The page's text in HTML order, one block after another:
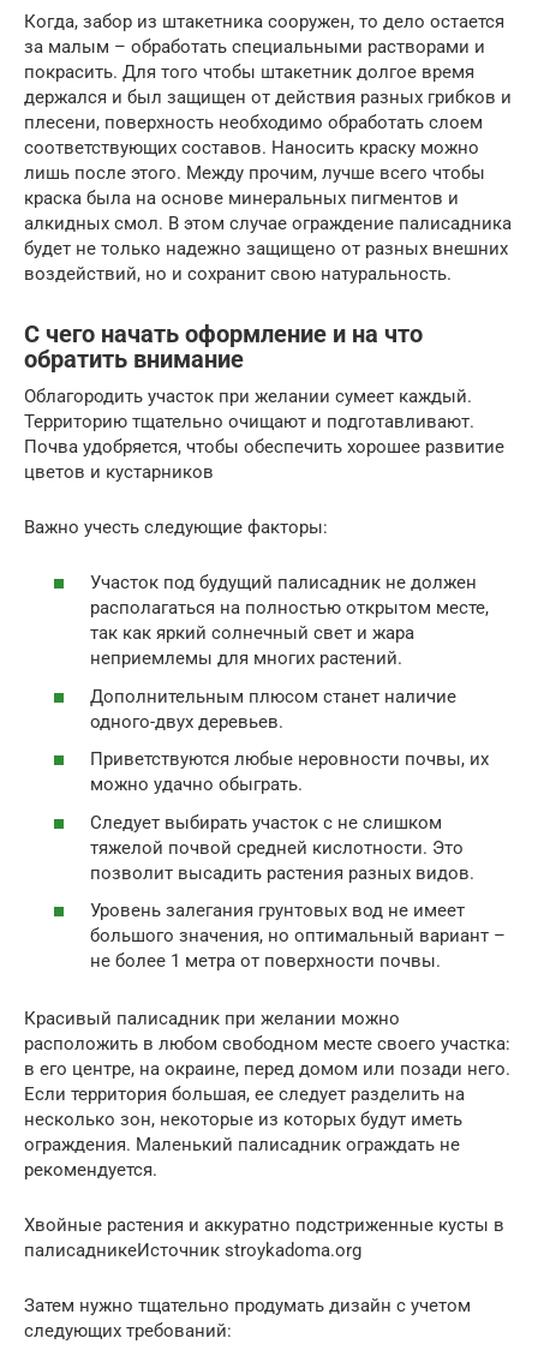
Когда, забор из штакетника сооружен, то дело остается
за малым – обработать специальными растворами и
покрасить. Для того чтобы штакетник долгое время
держался и был защищен от действия разных грибков и
плесени, поверхность необходимо обработать слоем
соответствующих составов. Наносить краску можно
лишь после этого. Между прочим, лучше всего чтобы
краска была на основе минеральных пигментов и
алкидных смол. В этом случае ограждение палисадника
будет не только надежно защищено от разных внешних
воздействий, но и сохранит свою натуральность.
С чего начать оформление и на что
обратить внимание
Облагородить участок при желании сумеет каждый.
Территорию тщательно очищают и подготавливают.
Почва удобряется, чтобы обеспечить хорошее развитие
цветов и кустарников
Важно учесть следующие факторы:
Участок под будущий палисадник не должен
располагаться на полностью открытом месте,
так как яркий солнечный свет и жара
неприемлемы для многих растений.
Дополнительным плюсом станет наличие
одного-двух деревьев.
Приветствуются любые неровности почвы, их
можно удачно обыграть.
Следует выбирать участок с не слишком
тяжелой почвой средней кислотности. Это
позволит высадить растения разных видов.
Уровень залегания грунтовых вод не имеет
большого значения, но оптимальный вариант –
не более 1 метра от поверхности почвы.
Красивый палисадник при желании можно
расположить в любом свободном месте своего участка:
в его центре, на окраине, перед домом или позади него.
Если территория большая, ее следует разделить на
несколько зон, некоторые из которых будут иметь
ограждения. Маленький палисадник ограждать не
рекомендуется.
Хвойные растения и аккуратно подстриженные кусты в
палисадникеИсточник stroykadoma.org
Затем нужно тщательно продумать дизайн с учетом
следующих требований: